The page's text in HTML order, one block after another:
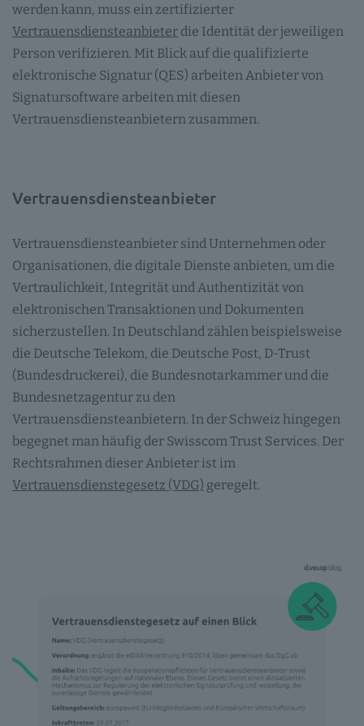
werden kann, muss ein zertifizierter
Vertrauensdiensteanbieter die Identität der jeweiligen
Person verifizieren. Mit Blick auf die qualifizierte
elektronische Signatur (QES) arbeiten Anbieter von
Signatursoftware arbeiten mit diesen
Vertrauensdiensteanbietern zusammen.
Vertrauensdiensteanbieter
Vertrauensdiensteanbieter sind Unternehmen oder
Organisationen, die digitale Dienste anbieten, um die
Vertraulichkeit, Integrität und Authentizität von
elektronischen Transaktionen und Dokumenten
sicherzustellen. In Deutschland zählen beispielsweise
die Deutsche Telekom, die Deutsche Post, D-Trust
(Bundesdruckerei), die Bundesnotarkammer und die
Bundesnetzagentur zu den
Vertrauensdiensteanbietern. In der Schweiz hingegen
begegnet man häufig der Swisscom Trust Services. Der
Rechtsrahmen dieser Anbieter ist im
Vertrauensdienstegesetz (VDG) geregelt.